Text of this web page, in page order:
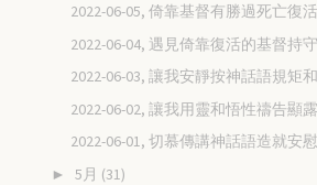
2022-06-05, 倚靠基督有勝過死亡復
2022-06-04, 遇見倚靠復活的基督持
2022-06-03, 讓我安靜按神話語規矩
2022-06-02, 讓我用靈和悟性禱告顯
2022-06-01, 切慕傳講神話語造就安
► 5月 (31)